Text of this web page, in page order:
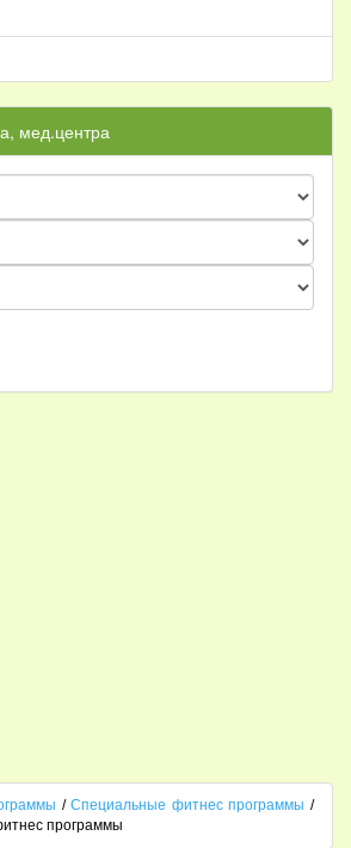
мед.центра
/Специальные фитнес программы /
программы